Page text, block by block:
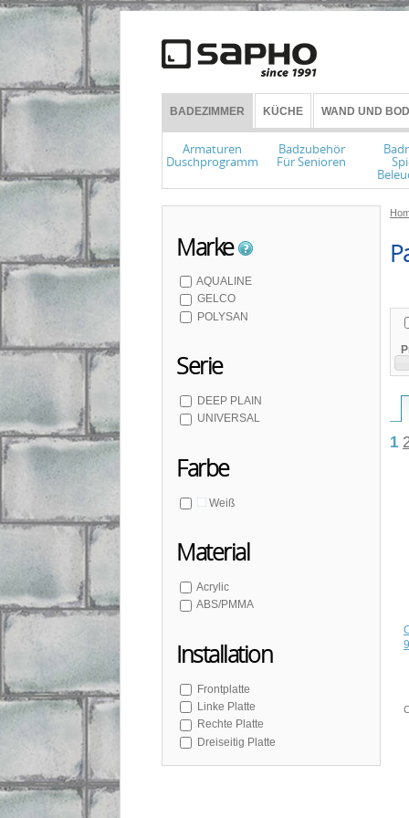
BADEZIMMER KÜCHE WAND UND
Armaturen
Duschprogramm
Badzubehör
Für Senioren
Marke
AQUALINE
GELCO
POLYSAN
Serie
DEEP PLAIN
UNIVERSAL
Farbe
Weiß
Material
Acrylic
ABS/PMMA
Installation
Frontplatte
Linke Platte
Rechte Platte
Dreiseitig Platte
1